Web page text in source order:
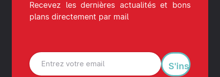
Recevez les dernières actualités et bons
plans directement par mail
S'inscrire